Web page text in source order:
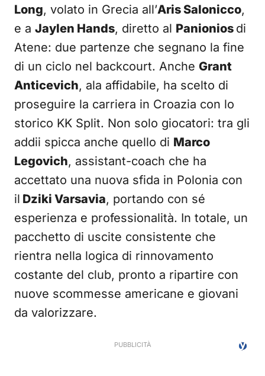
Long, volato in Grecia all’Aris Salonicco,
e a Jaylen Hands, diretto al Panionios di
Atene: due partenze che segnano la fine
di un ciclo nel backcourt. Anche Grant
Anticevich, ala affidabile, ha scelto di
proseguire la carriera in Croazia con lo
storico KK Split. Non solo giocatori: tra gli
addii spicca anche quello di Marco
Legovich, assistant-coach che ha
accettato una nuova sfida in Polonia con
il Dziki Varsavia, portando con sé
esperienza e professionalità. In totale, un
pacchetto di uscite consistente che
rientra nella logica di rinnovamento
costante del club, pronto a ripartire con
nuove scommesse americane e giovani
da valorizzare.